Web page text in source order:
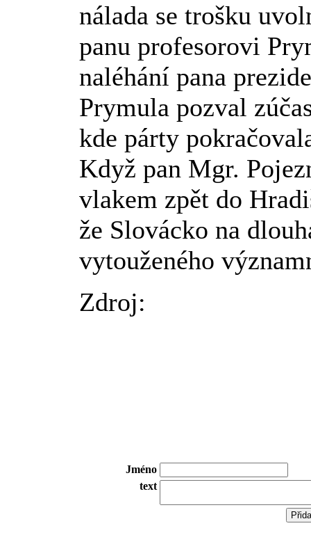
nálada se trošku
panu profesorovi
naléhání pana
Prymula pozval
kde párty
Když pan Mgr.
vlakem zpět do
že Slovácko na
vytouženého
Zdroj:
Jméno
text